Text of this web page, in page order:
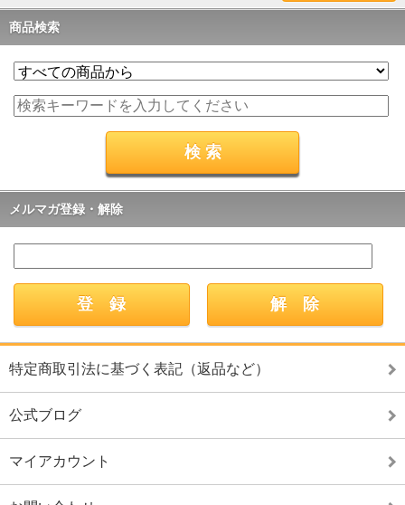
商品検索
メルマガ登録・解除
特定商取引法に基づく表記（返品など）
公式ブログ
マイアカウント